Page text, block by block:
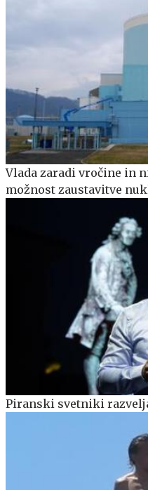
Vlada zaradi vročine in
možnost zaustavitve
Piranski svetniki